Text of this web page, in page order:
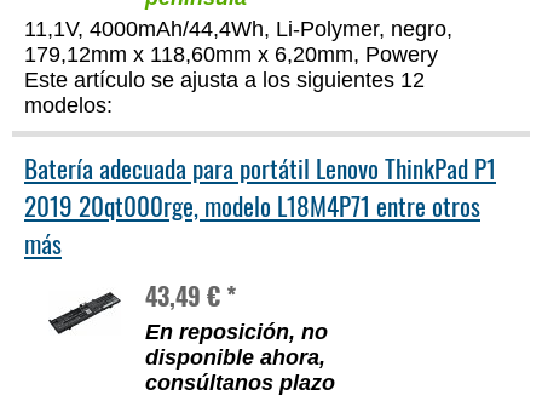
11,1V, 4000mAh/44,4Wh, Li-Polymer, negro,
179,12mm x 118,60mm x 6,20mm, Powery
Este artículo se ajusta a los siguientes 12
modelos:
Batería adecuada para portátil Lenovo ThinkPad P1
2019 20qt000rge, modelo L18M4P71 entre otros
más
43,49 € *
En reposición, no
disponible ahora,
consúltanos plazo